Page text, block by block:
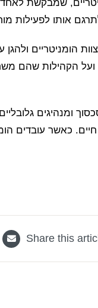
שמבקשת
אותו לפעילות
הומניטריים
ועל הקהילות שהם
ומנהיגים
כאשר עובדים
Share this